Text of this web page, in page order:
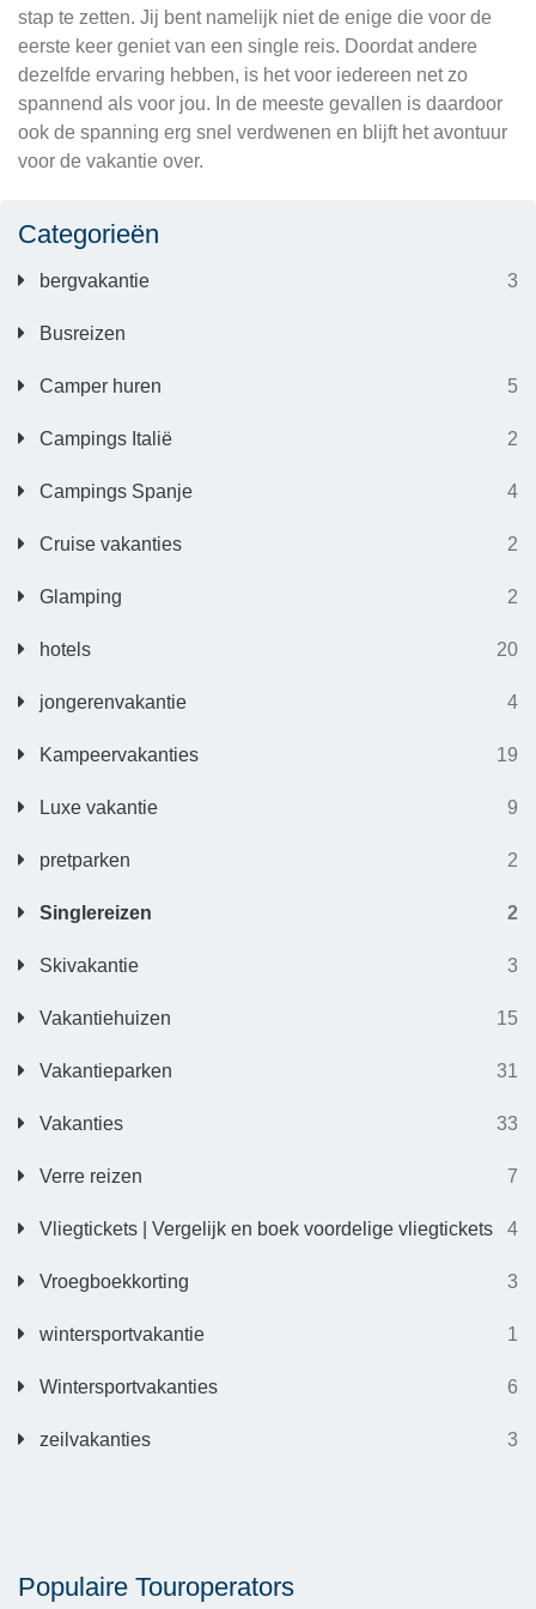
Categorieën
bergvakantie 3
Busreizen
Camper huren 5
Campings Italië 2
Campings Spanje 4
Cruise vakanties 2
Glamping 2
hotels 20
jongerenvakantie 4
Kampeervakanties 19
Luxe vakantie 9
pretparken 2
Singlereizen 2
Skivakantie 3
Vakantiehuizen 15
Vakantieparken 31
Vakanties 33
Verre reizen 7
Vliegtickets | Vergelijk en boek voordelige vliegtickets 4
Vroegboekkorting 3
wintersportvakantie 1
Wintersportvakanties 6
zeilvakanties 3
Populaire Touroperators
stap te zetten. Jij bent namelijk niet de enige die voor de
eerste keer geniet van een single reis. Doordat andere
dezelfde ervaring hebben, is het voor iedereen net zo
spannend als voor jou. In de meeste gevallen is daardoor
ook de spanning erg snel verdwenen en blijft het avontuur
voor de vakantie over.